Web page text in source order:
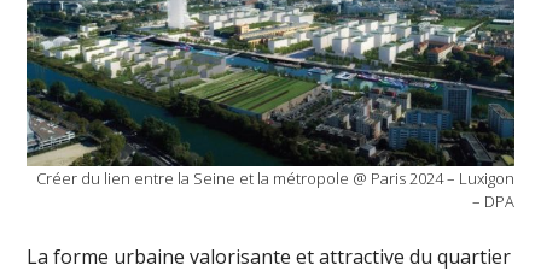
Créer du lien entre la Seine et la métropole @ Paris 2024 – Luxigon
– DPA
La forme urbaine valorisante et attractive du quartier